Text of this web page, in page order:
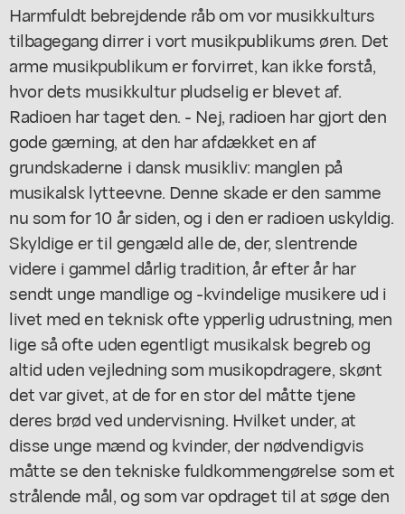
Harmfuldt bebrejdende råb om vor musikkulturs
tilbagegang dirrer i vort musikpublikums øren. Det
arme musikpublikum er forvirret, kan ikke forstå,
hvor dets musikkultur pludselig er blevet af.
Radioen har taget den. - Nej, radioen har gjort den
gode gærning, at den har afdækket en af
grundskaderne i dansk musikliv: manglen på
musikalsk lytteevne. Denne skade er den samme
nu som for 10 år siden, og i den er radioen uskyldig.
Skyldige er til gengæld alle de, der, slentrende
videre i gammel dårlig tradition, år efter år har
sendt unge mandlige og -kvindelige musikere ud i
livet med en teknisk ofte ypperlig udrustning, men
lige så ofte uden egentligt musikalsk begreb og
altid uden vejledning som musikopdragere, skønt
det var givet, at de for en stor del måtte tjene
deres brød ved undervisning. Hvilket under, at
disse unge mænd og kvinder, der nødvendigvis
måtte se den tekniske fuldkommengørelse som et
strålende mål, og som var opdraget til at søge den